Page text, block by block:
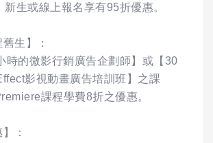
新生或線上報名享有95折優惠。
生】：
時的微影行銷廣告企劃師】或【30
影視動畫廣告培訓班】之課
課程學費8折之優惠。
：